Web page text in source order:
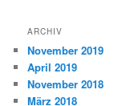
ARCHIV
November 2019
April 2019
November 2018
März 2018